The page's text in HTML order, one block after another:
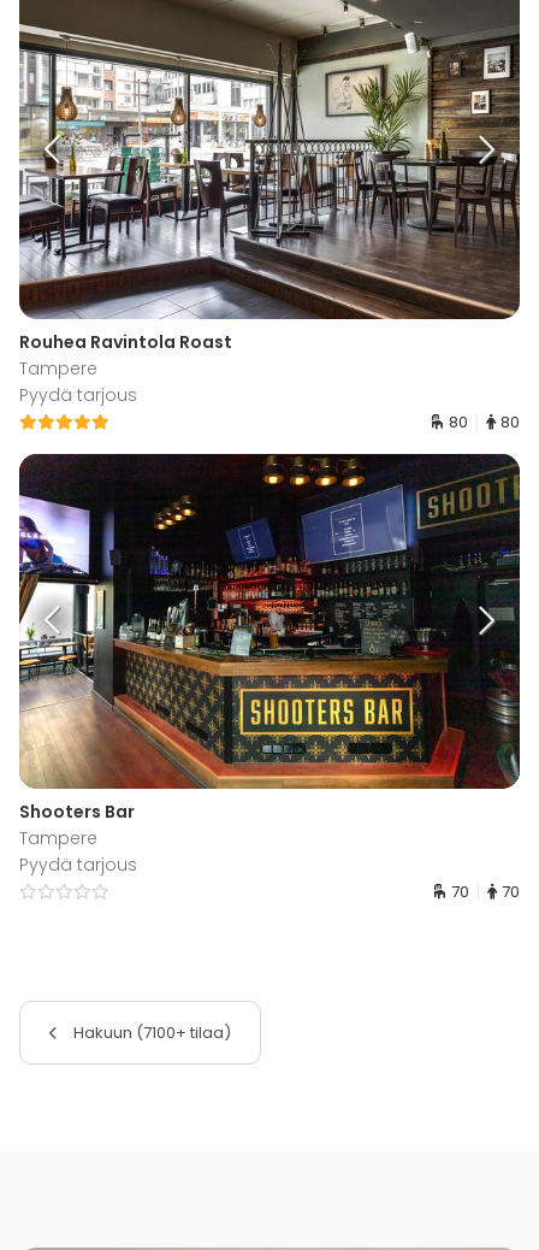
Rouhea Ravintola Roast
Tampere
Pyydä tarjous
80 80
Shooters Bar
Tampere
Pyydä tarjous
70 70
Hakuun (7100+ tilaa)